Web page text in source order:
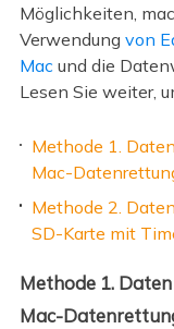
Möglichkeiten,
Verwendung von
Mac und die
Lesen Sie weiter,
Methode 1.
Mac-
Methode 2.
SD-Karte mit
Methode 1.
Mac-